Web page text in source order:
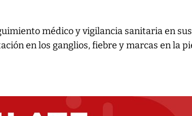
médico y vigilancia sanitaria en sus
en los ganglios, fiebre y marcas en la